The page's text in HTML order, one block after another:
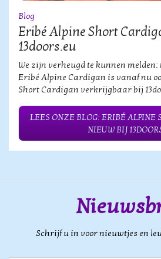
Blog
Eribé Alpine Short
13doors.eu
We zijn verheugd te kunnen
Eribé Alpine Cardigan is vanaf nu
Short Cardigan verkrijgbaar bij
LEES ONZE BLOG: ERIBÉ ALPINE
NIEUW BIJ
Schrijf u in voor nieuwtjes en